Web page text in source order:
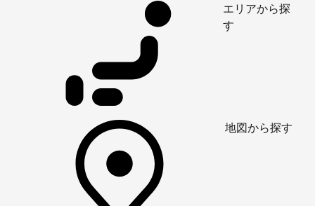
エリアから探
す
地図から探す